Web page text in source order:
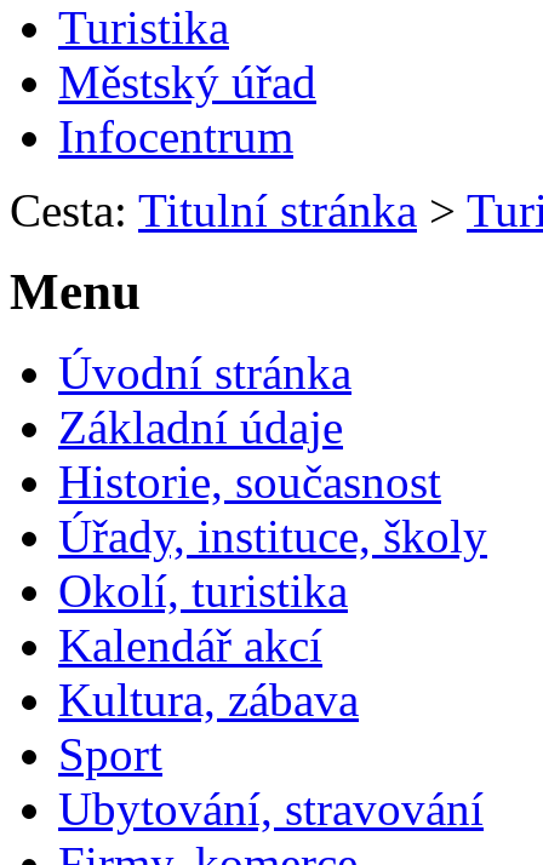
Turistika
Městský úřad
Infocentrum
Cesta: Titulní stránka >
Menu
Úvodní stránka
Základní údaje
Historie, současnost
Úřady, instituce, školy
Okolí, turistika
Kalendář akcí
Kultura, zábava
Sport
Ubytování, stravování